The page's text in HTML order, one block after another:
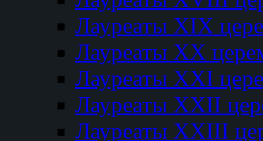
Лауреаты XIX
Лауреаты XX
Лауреаты XXI
Лауреаты XXII
Лауреаты XXIII